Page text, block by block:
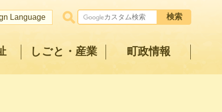
Language
しごと・産業 町政情報